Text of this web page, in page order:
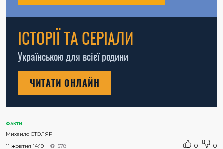
ІСТОРІЇ ТА СЕРІАЛИ
Українською для всієї родини
ЧИТАТИ ОНЛАЙН
ФАКТИ
Михайло СТОЛЯР
11 жовтня 14:19
578 0 0